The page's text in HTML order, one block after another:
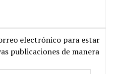
electrónico para estar
publicaciones de manera